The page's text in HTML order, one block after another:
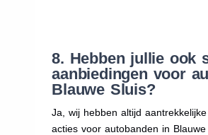
8. Hebben jullie ook
aanbiedingen voor
Blauwe Sluis?
Ja, wij hebben altijd
acties voor autobanden in Blauwe